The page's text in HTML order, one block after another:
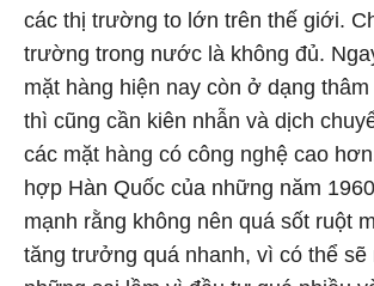
các thị trường to lớn trên thế giới.
trường trong nước là không đủ.
mặt hàng hiện nay còn ở dạng
thì cũng cần kiên nhẫn và dịch
các mặt hàng có công nghệ cao
hợp Hàn Quốc của những năm
mạnh rằng không nên quá sốt ruột
tăng trưởng quá nhanh, vì có thể sẽ